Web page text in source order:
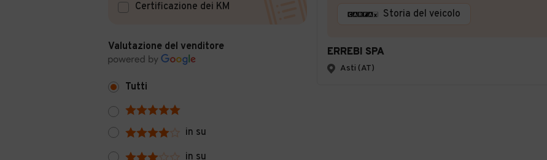
Certificazione dei KM
Valutazione del venditore
Tutti
in su
in su
Storia del veicolo
ERREBI SPA
Asti (AT)